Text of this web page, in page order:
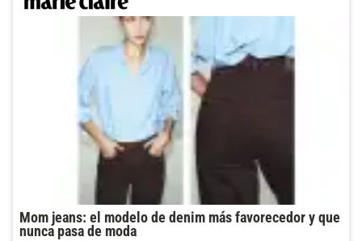
Mom jeans: el modelo de denim más favorecedor y que
nunca pasa de moda